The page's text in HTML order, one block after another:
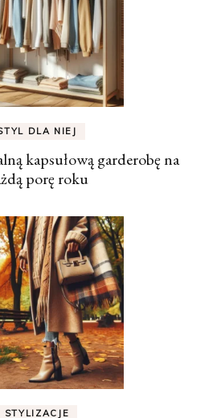
DLA NIEJ
kapsułową garderobę na
porę roku
STYLIZACJE